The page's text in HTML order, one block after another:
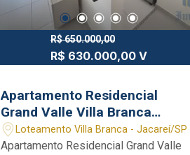
R$ 650.000,00
R$ 630.000,00 V
Apartamento Residencial
Grand Valle Villa Branca
Jacareí 74m² 3 dormitórios 1
suíte
Loteamento Villa Branca - Jacareí/SP
Apartamento Residencial Grand Valle